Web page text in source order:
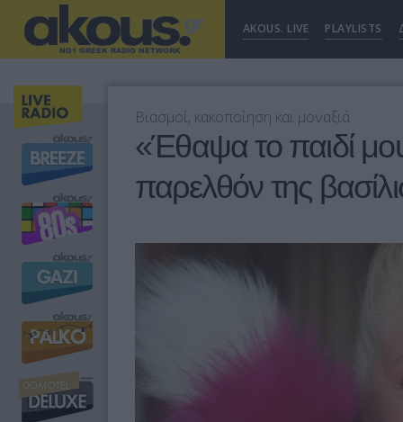
AKOUS. LIVE PLAYLISTS
Bιασμοί, κακοποίηση και μοναξιά
«Έθαψα το παιδί
παρελθόν της